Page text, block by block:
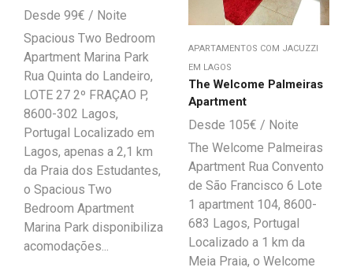
99€
Spacious Two Bedroom
Apartment Marina Park
Rua Quinta do Landeiro,
LOTE 27 2º FRAÇAO P,
8600-302 Lagos,
Portugal Localizado em
Lagos, apenas a 2,1 km
da Praia dos Estudantes,
o Spacious Two
Bedroom Apartment
Marina Park disponibiliza
acomodações...
APARTAMENTOS COM JACUZZI
EM LAGOS
The Welcome Palmeiras
Apartment
105€
The Welcome Palmeiras
Apartment Rua Convento
de São Francisco 6 Lote
1 apartment 104, 8600-
683 Lagos, Portugal
Localizado a 1 km da
Meia Praia, o Welcome